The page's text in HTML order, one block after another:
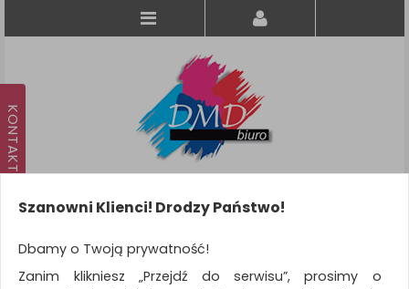
KATEGORIE
Szanowni Klienci! Drodzy Państwo!
Dbamy o Twoją prywatność!
Zanim klikniesz „Przejdź do serwisu”, prosimy o